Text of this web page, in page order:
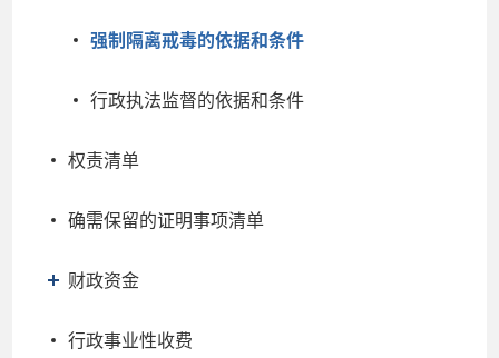
强制隔离戒毒的依据和条件
行政执法监督的依据和条件
权责清单
确需保留的证明事项清单
财政资金
行政事业性收费